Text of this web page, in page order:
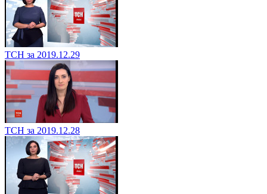
ТСН за 2019.12.29
ТСН за 2019.12.28